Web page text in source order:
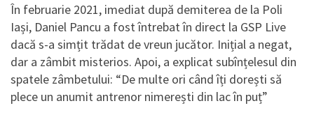
În februarie 2021, imediat după demiterea de la Poli
Iași, Daniel Pancu a fost întrebat în direct la GSP Live
dacă s-a simțit trădat de vreun jucător. Inițial a negat,
dar a zâmbit misterios. Apoi, a explicat subînțelesul din
spatele zâmbetului: “De multe ori când îți dorești să
plece un anumit antrenor nimerești din lac în puț”